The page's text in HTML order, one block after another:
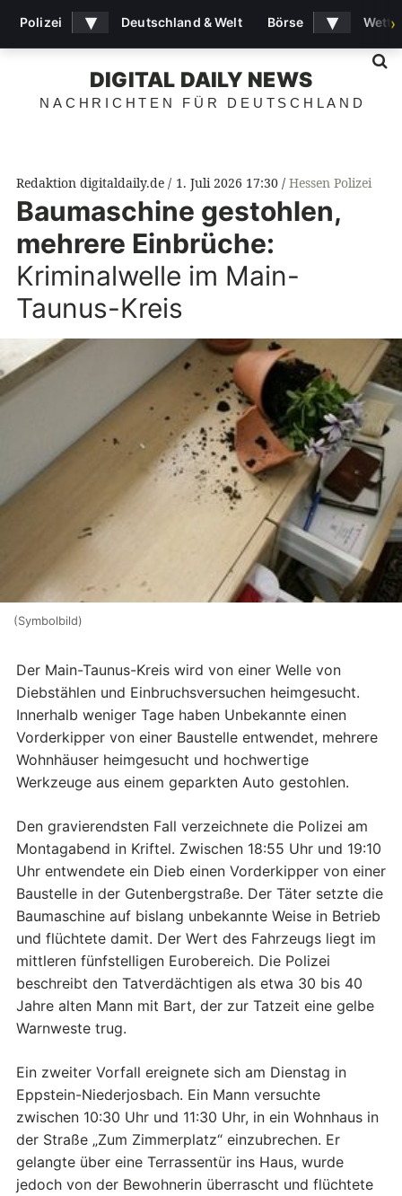
DIGITAL DAILY NEWS
NACHRICHTEN FÜR DEUTSCHLAND
Redaktion digitaldaily.de 1. Juli 2026 17:30 Hessen Polizei
Baumaschine gestohlen,
mehrere Einbrüche:
Kriminalwelle im Main-
Taunus-Kreis
(Symbolbild)
Der Main-Taunus-Kreis wird von einer Welle von
Diebstählen und Einbruchsversuchen heimgesucht.
Innerhalb weniger Tage haben Unbekannte einen
Vorderkipper von einer Baustelle entwendet, mehrere
Wohnhäuser heimgesucht und hochwertige
Werkzeuge aus einem geparkten Auto gestohlen.
Den gravierendsten Fall verzeichnete die Polizei am
Montagabend in Kriftel. Zwischen 18:55 Uhr und 19:10
Uhr entwendete ein Dieb einen Vorderkipper von einer
Baustelle in der Gutenbergstraße. Der Täter setzte die
Baumaschine auf bislang unbekannte Weise in Betrieb
und flüchtete damit. Der Wert des Fahrzeugs liegt im
mittleren fünfstelligen Eurobereich. Die Polizei
beschreibt den Tatverdächtigen als etwa 30 bis 40
Jahre alten Mann mit Bart, der zur Tatzeit eine gelbe
Warnweste trug.
Ein zweiter Vorfall ereignete sich am Dienstag in
Eppstein-Niederjosbach. Ein Mann versuchte
zwischen 10:30 Uhr und 11:30 Uhr, in ein Wohnhaus in
der Straße „Zum Zimmerplatz“ einzubrechen. Er
gelangte über eine Terrassentür ins Haus, wurde
jedoch von der Bewohnerin überrascht und flüchtete
Polizei ▾ Deutschland & Welt Börse ▾ ›